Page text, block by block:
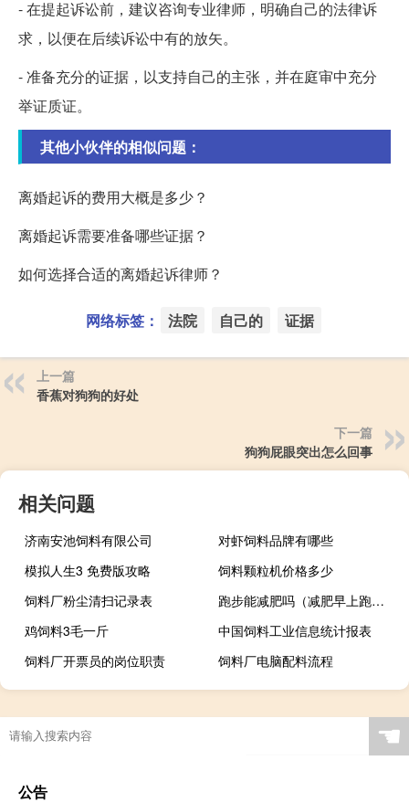
- 在提起诉讼前，建议咨询专业律师，明确自己的法律诉
求，以便在后续诉讼中有的放矢。
- 准备充分的证据，以支持自己的主张，并在庭审中充分
举证质证。
其他小伙伴的相似问题：
离婚起诉的费用大概是多少？
离婚起诉需要准备哪些证据？
如何选择合适的离婚起诉律师？
网络标签： 法院 自己的 证据
上一篇
香蕉对狗狗的好处
下一篇
狗狗屁眼突出怎么回事
相关问题
济南安池饲料有限公司
对虾饲料品牌有哪些
模拟人生3 免费版攻略
饲料颗粒机价格多少
饲料厂粉尘清扫记录表
跑步能减肥吗（减肥早上跑步好还是晚上跑步好）
鸡饲料3毛一斤
中国饲料工业信息统计报表
饲料厂开票员的岗位职责
饲料厂电脑配料流程
☚
公告